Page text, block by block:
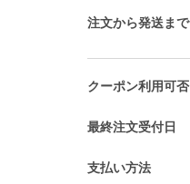
注文から発送まで
クーポン利用可否
最終注文受付日
支払い方法